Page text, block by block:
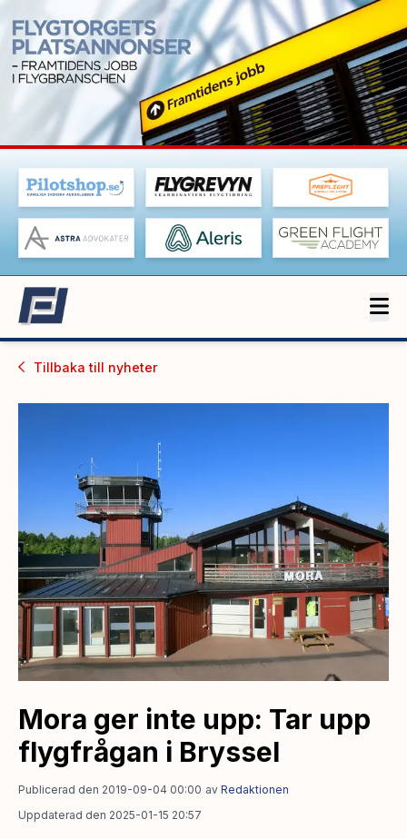
Tillbaka till nyheter
Mora ger inte upp: Tar upp
flygfrågan i Bryssel
Publicerad den 2019-09-04 00:00 av Redaktionen
Uppdaterad den 2025-01-15 20:57